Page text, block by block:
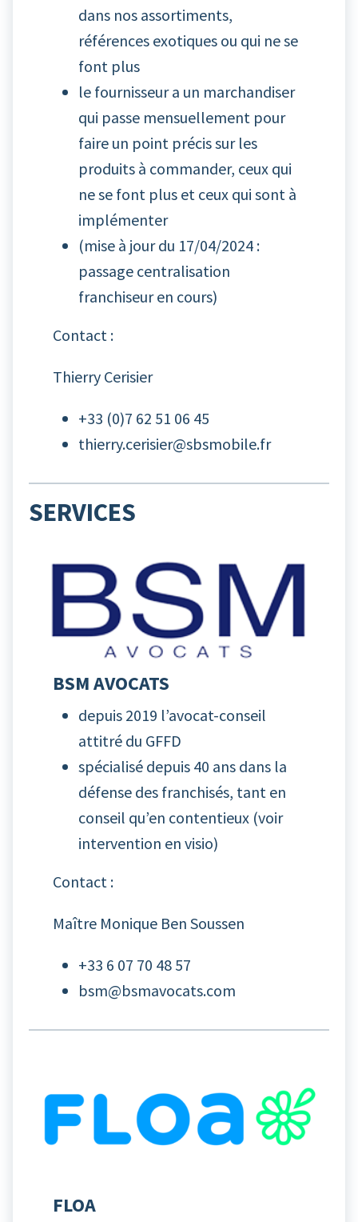
dans nos assortiments,
références exotiques ou qui ne se
font plus
le fournisseur a un marchandiser
qui passe mensuellement pour
faire un point précis sur les
produits à commander, ceux qui
ne se font plus et ceux qui sont à
implémenter
(mise à jour du 17/04/2024 :
passage centralisation
franchiseur en cours)
Contact :
Thierry Cerisier
+33 (0)7 62 51 06 45
thierry.cerisier@sbsmobile.fr
SERVICES
BSM AVOCATS
depuis 2019 l’avocat-conseil
attitré du GFFD
spécialisé depuis 40 ans dans la
défense des franchisés, tant en
conseil qu’en contentieux (voir
intervention en visio)
Contact :
Maître Monique Ben Soussen
+33 6 07 70 48 57
bsm@bsmavocats.com
FLOA